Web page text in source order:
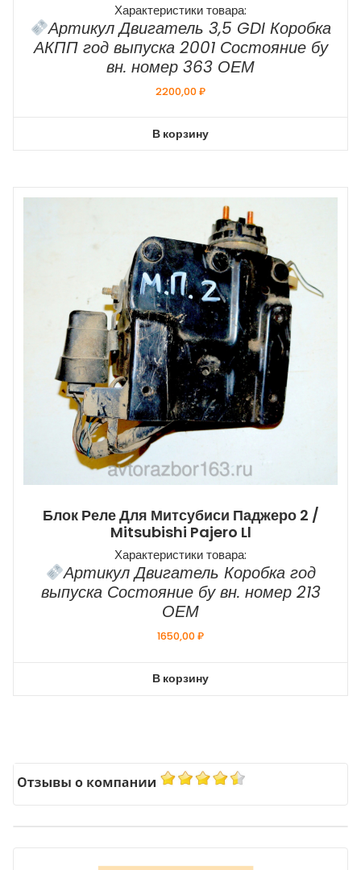
Характеристики товара:
Артикул Двигатель 3,5 GDI Коробка
АКПП год выпуска 2001 Состояние бу
вн. номер 363 ОЕМ
2200,00₽
В корзину
Блок Реле Для Митсубиси Паджеро 2 /
Mitsubishi Pajero Ll
Характеристики товара:
Артикул Двигатель Коробка год
выпуска Состояние бу вн. номер 213
ОЕМ
1650,00₽
В корзину